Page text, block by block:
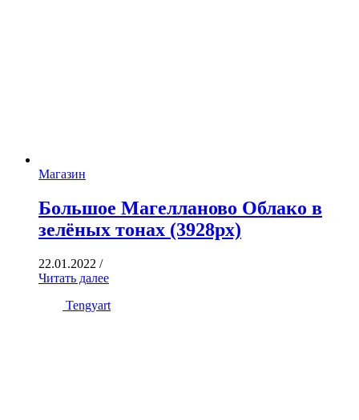
Магазин
Большое Магелланово Облако в
зелёных тонах (3928px)
22.01.2022 /
Читать далее
Tengyart